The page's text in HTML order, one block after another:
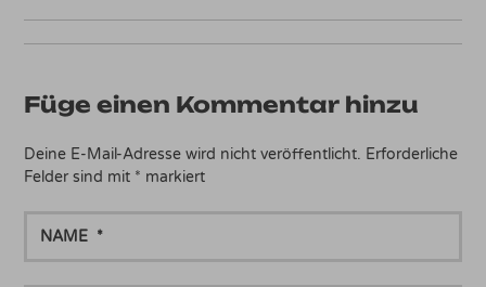
Füge einen Kommentar hinzu
Deine E-Mail-Adresse wird nicht veröffentlicht. Erforderliche
Felder sind mit * markiert